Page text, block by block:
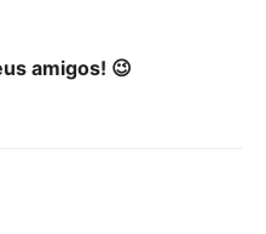
amigos! 😉